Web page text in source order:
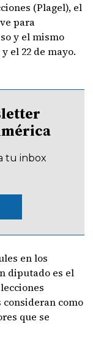
(Plagel), el
para
y el mismo
el 22 de mayo.
tu inbox
en los
diputado es el
consideran como
que se